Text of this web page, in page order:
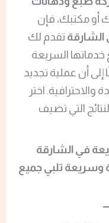
أو مكتبك، فإن
تقدم لك
السريعة
أن عملية تجديد
اختر
التي تضيف
في الشارقة
وسريعة تلبي جميع